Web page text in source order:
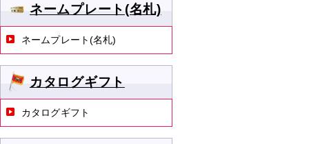
ネームプレート(名札)
ネームプレート(名札)
カタログギフト
カタログギフト